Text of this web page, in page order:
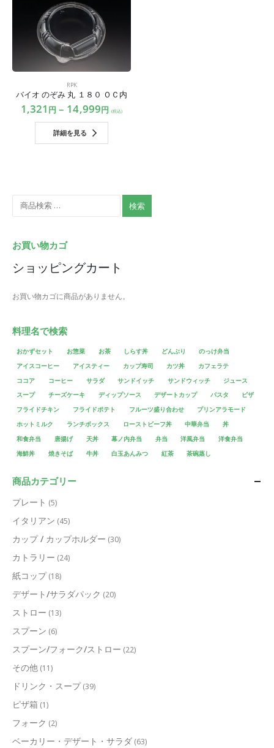
RPK
バイオ のぞみ 丸 １８０ ＯＣ内
1,321 円 – 14,999円 (税込)
詳細を見る
検索
お買い物カゴ
ショッピングカート
お買い物カゴに商品がありません。
料理名で検索
おかずセット お惣菜 お茶 しらす丼 どんぶり
のっけ弁当
アイスコーヒー
アイスティー カップ寿司 カツ丼
カフェラテ
ココア
コーヒー サラダ サンドイッチ サンドウィッチ
ジュース
スープ
チーズケーキ ディップソース デザートカップ パスタ
ピザ
フライドチキン
フライドポテト フルーツ盛り合わせ
プリンアラモード
ホットミルク
ランチボックス ローストビーフ丼 中華弁当
丼
和食弁当
唐揚げ 天丼 幕ノ内弁当 弁当 洋風弁当
洋食弁当
海鮮丼
焼きそば 牛丼 白玉あんみつ 紅茶 茶碗蒸し
商品カテゴリー
プレート (5)
イタリアン (45)
カップ / カップホルダー (30)
カトラリー (24)
紙コップ (18)
デザート/サラダパック (20)
ストロー (13)
スプーン (6)
スプーン/フォーク/ストロー (22)
その他 (11)
ドリンク・スープ (39)
ピザ箱 (1)
フォーク (2)
ベーカリー・デザート・サラダ (63)